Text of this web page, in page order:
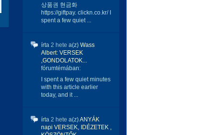
상품권 현금화
https://giftpay. clickn.co.kr/ I
spent a few quiet ...
írta 2 hete a(z) Wass
Albert: VERSEK
,GONDOLATOK...
fórumtémában:
I spent a few quiet minutes
with this article earlier
today, and it ...
írta 2 hete a(z)ANYÁK
napi VERSEK, IDÉZETEK ,